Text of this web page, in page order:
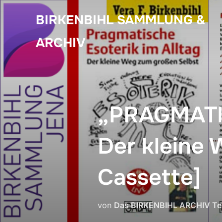
Zum
BIRKENBIHL SAMMLUNG &
ARCHIV
Der kleine
Cassette]
von Das BIRKENBIHL ARCHIV